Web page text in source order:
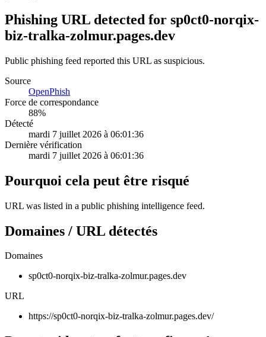
Phishing URL detected for sp0ct0-norqix-
biz-tralka-zolmur.pages.dev
Public phishing feed reported this URL as suspicious.
Source
OpenPhish
Force de correspondance
88%
Détecté
mardi 7 juillet 2026 à 06:01:36
Dernière vérification
mardi 7 juillet 2026 à 06:01:36
Pourquoi cela peut être risqué
URL was listed in a public phishing intelligence feed.
Domaines / URL détectés
Domaines
sp0ct0-norqix-biz-tralka-zolmur.pages.dev
URL
https://sp0ct0-norqix-biz-tralka-zolmur.pages.dev/